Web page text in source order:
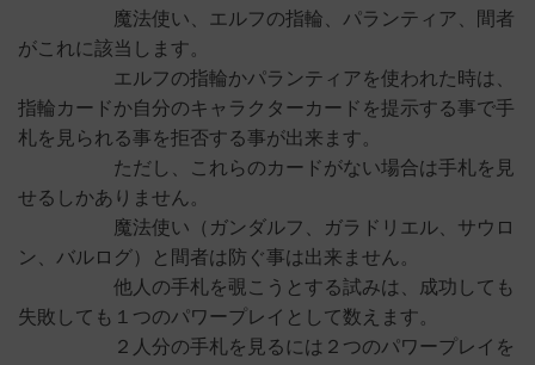
魔法使い、エルフの指輪、パランティア、間者
がこれに該当します。
エルフの指輪かパランティアを使われた時は、
指輪カードか自分のキャラクターカードを提示する事で手
札を見られる事を拒否する事が出来ます。
ただし、これらのカードがない場合は手札を見
せるしかありません。
魔法使い（ガンダルフ、ガラドリエル、サウロ
ン、バルログ）と間者は防ぐ事は出来ません。
他人の手札を覗こうとする試みは、成功しても
失敗しても１つのパワープレイとして数えます。
２人分の手札を見るには２つのパワープレイを